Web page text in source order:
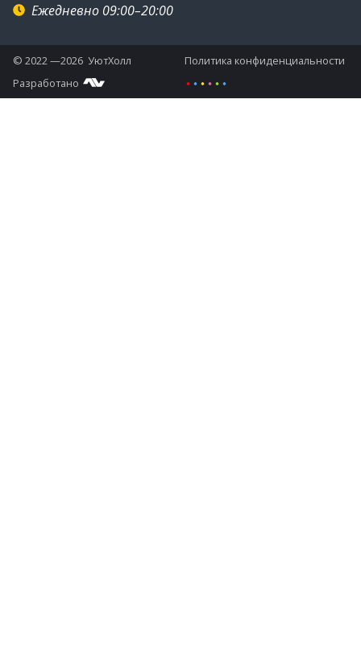
Ежедневно 09:00–20:00
© 2022 —2026 УютХолл
Политика конфиденциальности
Разработано